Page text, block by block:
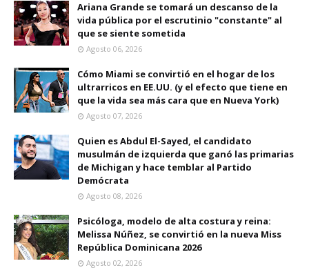
Ariana Grande se tomará un descanso de la
vida pública por el escrutinio "constante" al
que se siente sometida
Agosto 06, 2026
Cómo Miami se convirtió en el hogar de los
ultrarricos en EE.UU. (y el efecto que tiene en
que la vida sea más cara que en Nueva York)
Agosto 07, 2026
Quien es Abdul El-Sayed, el candidato
musulmán de izquierda que ganó las primarias
de Michigan y hace temblar al Partido
Demócrata
Agosto 08, 2026
Psicóloga, modelo de alta costura y reina:
Melissa Núñez, se convirtió en la nueva Miss
República Dominicana 2026
Agosto 02, 2026